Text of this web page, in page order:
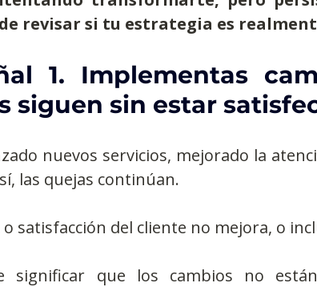
de medios Eficiencia publicitaria
revisar si tu estrategia es
1. Implementas
siguen sin estar
nuevos servicios, mejorado la
las quejas continúan.
o satisfacción del cliente no mejora, o
significar que los cambios no